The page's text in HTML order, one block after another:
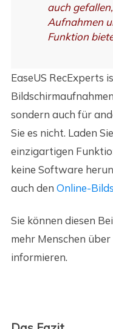
auch
Aufnahmen
Funktion
EaseUS RecExperts
sondern auch für
Sie es nicht. Laden
einzigartigen
keine Software
auch den Online-
Sie können diesen
mehr Menschen
informieren.